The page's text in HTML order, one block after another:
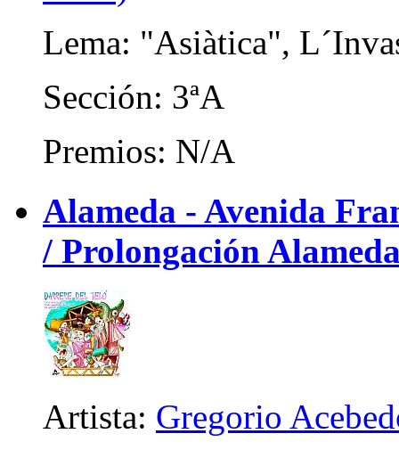
Lema: "Asiàtica",
Sección: 3ªA
Premios: N/A
Alameda - Avenida
/ Prolongación
Artista: Gregorio